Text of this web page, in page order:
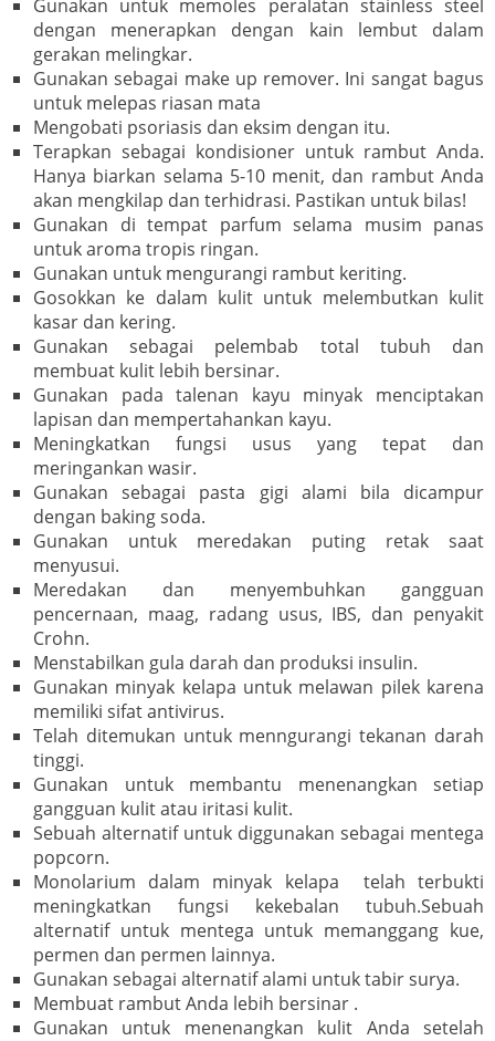
Gunakan untuk memoles peralatan stainless steel
dengan menerapkan dengan kain lembut dalam
gerakan melingkar.
Gunakan sebagai make up remover. Ini sangat bagus
untuk melepas riasan mata
Mengobati psoriasis dan eksim dengan itu.
Terapkan sebagai kondisioner untuk rambut Anda.
Hanya biarkan selama 5-10 menit, dan rambut Anda
akan mengkilap dan terhidrasi. Pastikan untuk bilas!
Gunakan di tempat parfum selama musim panas
untuk aroma tropis ringan.
Gunakan untuk mengurangi rambut keriting.
Gosokkan ke dalam kulit untuk melembutkan kulit
kasar dan kering.
Gunakan sebagai pelembab total tubuh dan
membuat kulit lebih bersinar.
Gunakan pada talenan kayu minyak menciptakan
lapisan dan mempertahankan kayu.
Meningkatkan fungsi usus yang tepat dan
meringankan wasir.
Gunakan sebagai pasta gigi alami bila dicampur
dengan baking soda.
Gunakan untuk meredakan puting retak saat
menyusui.
Meredakan dan menyembuhkan gangguan
pencernaan, maag, radang usus, IBS, dan penyakit
Crohn.
Menstabilkan gula darah dan produksi insulin.
Gunakan minyak kelapa untuk melawan pilek karena
memiliki sifat antivirus.
Telah ditemukan untuk menngurangi tekanan darah
tinggi.
Gunakan untuk membantu menenangkan setiap
gangguan kulit atau iritasi kulit.
Sebuah alternatif untuk diggunakan sebagai mentega
popcorn.
Monolarium dalam minyak kelapa telah terbukti
meningkatkan fungsi kekebalan tubuh.Sebuah
alternatif untuk mentega untuk memanggang kue,
permen dan permen lainnya.
Gunakan sebagai alternatif alami untuk tabir surya.
Membuat rambut Anda lebih bersinar .
Gunakan untuk menenangkan kulit Anda setelah